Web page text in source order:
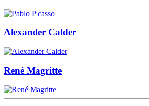
Alexander Calder
René Magritte